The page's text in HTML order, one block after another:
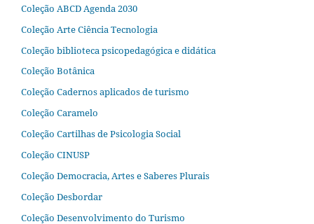
Coleção ABCD Agenda 2030
Coleção Arte Ciência Tecnologia
Coleção biblioteca psicopedagógica e didática
Coleção Botânica
Coleção Cadernos aplicados de turismo
Coleção Caramelo
Coleção Cartilhas de Psicologia Social
Coleção CINUSP
Coleção Democracia, Artes e Saberes Plurais
Coleção Desbordar
Coleção Desenvolvimento do Turismo